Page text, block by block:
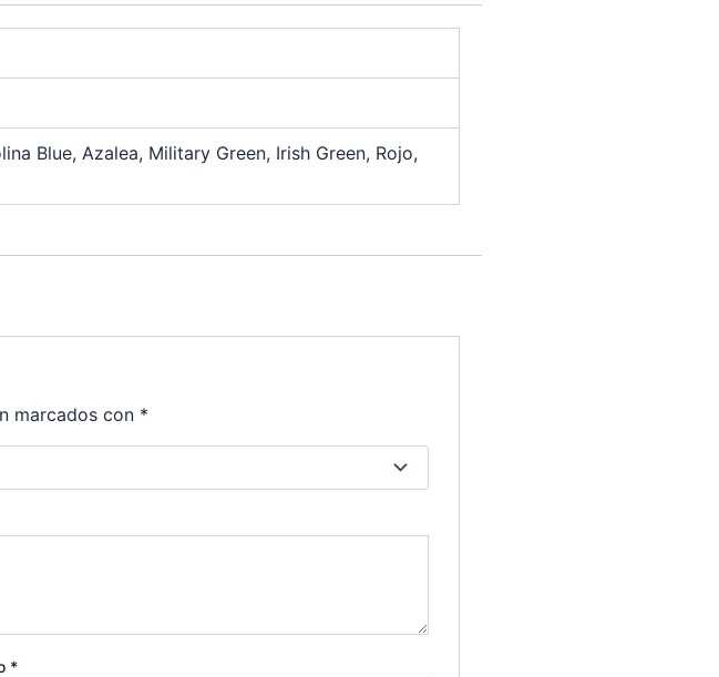
Blue, Azalea, Military Green, Irish Green, Rojo,
marcados con *
*